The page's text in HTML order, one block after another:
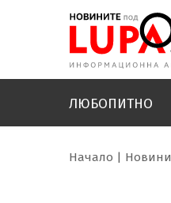
ЛЮБОПИТНО
Начало Новини